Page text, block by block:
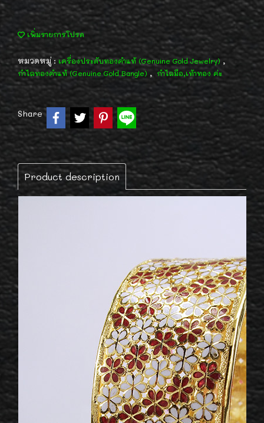
เพิ่มรายการโปรด
หมวดหมู่ : เครื่องประดับทองคำแท้ (Genuine Gold Jewelry) ,
กำไลทองคำแท้ (Genuine Gold Bangle) , กำไลมือ,เท้าทอง ค่ะ
Share
Product description